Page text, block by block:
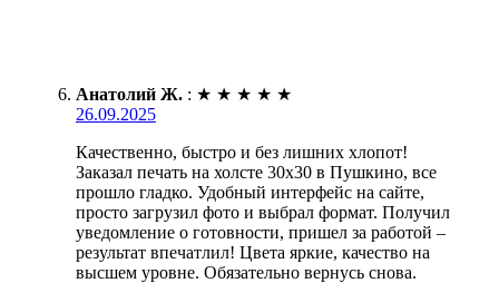
Анатолий Ж. : ★ ★ ★ ★ ★
26.09.2025
Качественно, быстро и без лишних хлопот!
Заказал печать на холсте 30х30 в Пушкино, все
прошло гладко. Удобный интерфейс на сайте,
просто загрузил фото и выбрал формат. Получил
уведомление о готовности, пришел за работой –
результат впечатлил! Цвета яркие, качество на
высшем уровне. Обязательно вернусь снова.